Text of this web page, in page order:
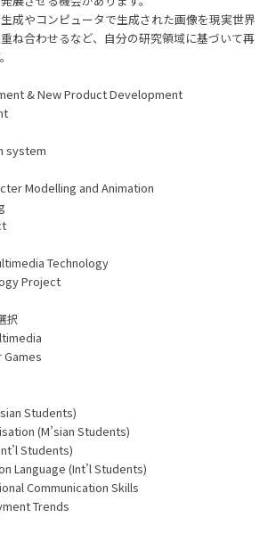
成やコンピュータで生成された画像を現実世界
ね合わせるなど、自分の研究領域に基づいて再
& New Product Development
system
Modelling and Animation
Technology
Project
択
Students)
(M’sian Students)
Students)
Language (Int’l Students)
Communication Skills
Trends